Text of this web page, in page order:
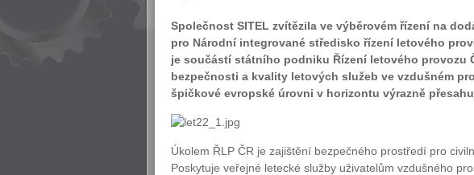
Společnost SITEL zvítězila ve výběrovém řízení na
pro Národní integrované středisko řízení letového
je součástí státního podniku Řízení letového provozu
bezpečnosti a kvality letových služeb ve vzdušném
špičkové evropské úrovni v horizontu výrazně
Úkolem ŘLP ČR je zajištění bezpečného prostředí pro
Poskytuje veřejné letecké služby uživatelům vzdušného